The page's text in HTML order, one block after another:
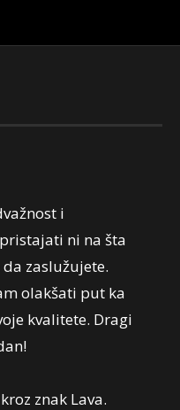
i
ni na šta
zaslužujete.
olakšati put ka
kvalitete. Dragi
znak Lava.